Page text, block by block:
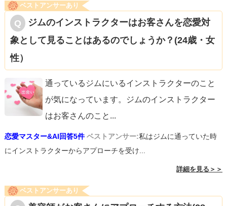
ベストアンサーあり
ジムのインストラクターはお客さんを恋愛対
象として見ることはあるのでしょうか？(24歳・女
性）
通っているジムにいるインストラクターのこと
が気になっています。ジムのインストラクター
はお客さんのこと ...
恋愛マスター&AI回答5件 ベストアンサー:私はジムに通っていた時
にインストラクターからアプローチを受け...
詳細を見る＞＞
ベストアンサーあり